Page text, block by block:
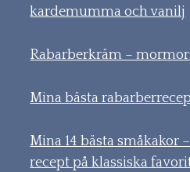
kardemumma och vanilj
Rabarberkräm –
Mina bästa
Mina 14 bästa småkakor
recept på klassiska